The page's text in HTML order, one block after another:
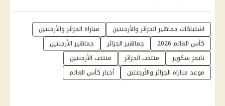
اشتباكات جماهير الجزائر والأرجنتين
مباراة الجزائر والأرجنتين
كأس العالم 2026
جماهير الجزائر
جماهير الأرجنتين
تايمز سكوير
منتخب الجزائر
منتخب الأرجنتين
موعد مباراة الجزائر والأرجنتين
أخبار كأس العالم